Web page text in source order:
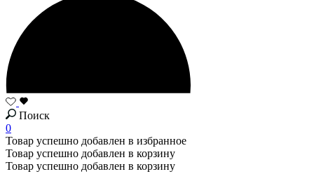
Поиск
0
Товар успешно добавлен в избранное
Товар успешно добавлен в корзину
Товар успешно добавлен в корзину